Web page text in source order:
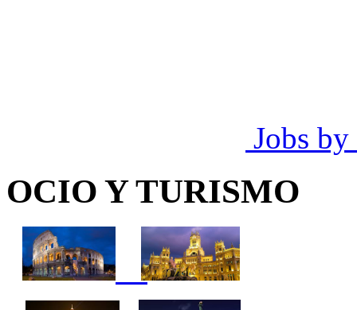
Jobs by
OCIO Y TURISMO